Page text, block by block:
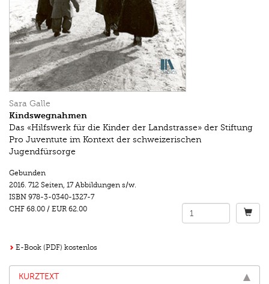
Sara Galle
Kindswegnahmen
Das «Hilfswerk für die Kinder der Landstrasse» der Stiftung
Pro Juventute im Kontext der schweizerischen
Jugendfürsorge
Gebunden
2016. 712 Seiten, 17 Abbildungen s/w.
ISBN 978-3-0340-1327-7
CHF 68.00 / EUR 62.00
E-Book (PDF) kostenlos
KURZTEXT